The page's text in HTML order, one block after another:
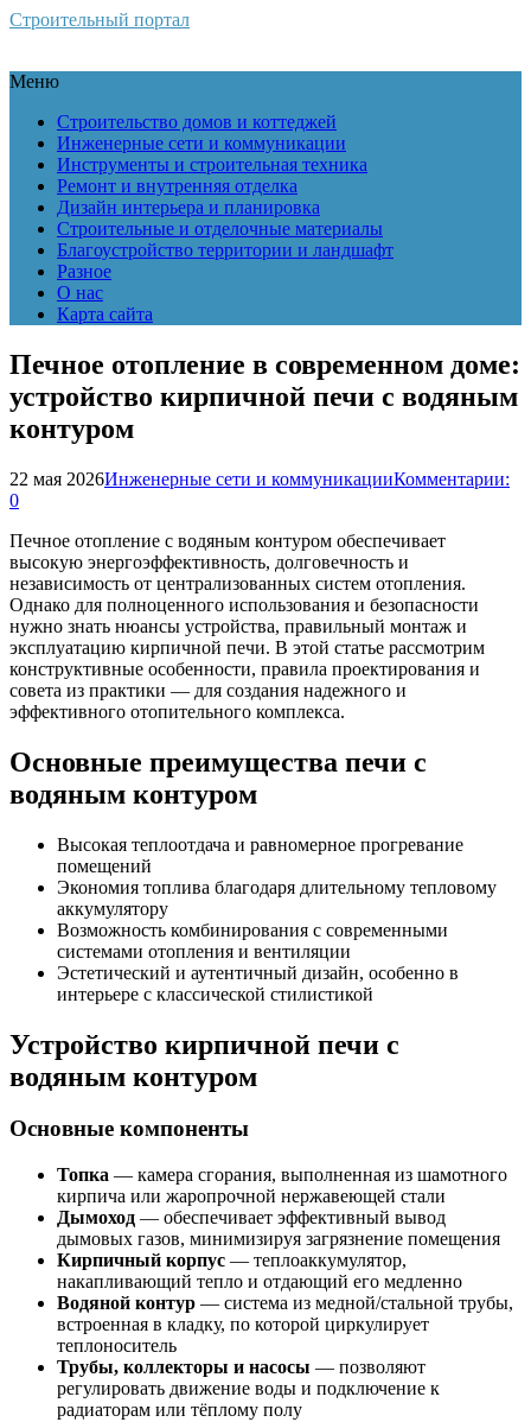
Строительный портал
Меню
Строительство домов и коттеджей
Инженерные сети и коммуникации
Инструменты и строительная техника
Ремонт и внутренняя отделка
Дизайн интерьера и планировка
Строительные и отделочные материалы
Благоустройство территории и ландшафт
Разное
О нас
Карта сайта
Печное отопление в современном доме:
устройство кирпичной печи с водяным
контуром
22 мая 2026Инженерные сети и коммуникацииКомментарии:
0
Печное отопление с водяным контуром обеспечивает
высокую энергоэффективность, долговечность и
независимость от централизованных систем отопления.
Однако для полноценного использования и безопасности
нужно знать нюансы устройства, правильный монтаж и
эксплуатацию кирпичной печи. В этой статье рассмотрим
конструктивные особенности, правила проектирования и
совета из практики — для создания надежного и
эффективного отопительного комплекса.
Основные преимущества печи с
водяным контуром
Высокая теплоотдача и равномерное прогревание
помещений
Экономия топлива благодаря длительному тепловому
аккумулятору
Возможность комбинирования с современными
системами отопления и вентиляции
Эстетический и аутентичный дизайн, особенно в
интерьере с классической стилистикой
Устройство кирпичной печи с
водяным контуром
Основные компоненты
Топка — камера сгорания, выполненная из шамотного
кирпича или жаропрочной нержавеющей стали
Дымоход — обеспечивает эффективный вывод
дымовых газов, минимизируя загрязнение помещения
Кирпичный корпус — теплоаккумулятор,
накапливающий тепло и отдающий его медленно
Водяной контур — система из медной/стальной трубы,
встроенная в кладку, по которой циркулирует
теплоноситель
Трубы, коллекторы и насосы — позволяют
регулировать движение воды и подключение к
радиаторам или тёплому полу